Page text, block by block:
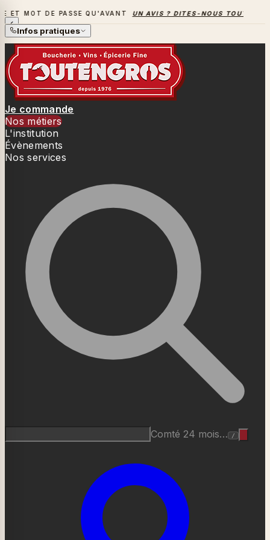
QU'AVANT UN AVIS ? DITES-NOUS TOUT → LA SAISON DES
LA SAISON DES BARBECUES BAT SON PLEIN
Infos pratiques
Je commande
Nos métiers
L'institution
Évènements
Nos services
Roquefort AOP… /